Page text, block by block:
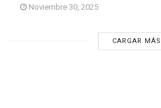
Noviembre 30, 2025
CARGAR MÁS